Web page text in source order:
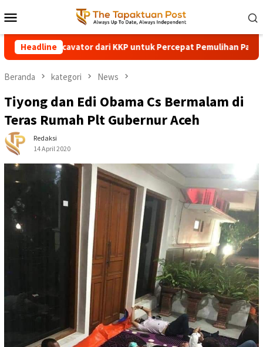
ke
kontenMobile
Headline
dari KKP untuk Percepat Pemulihan Pascabencana
Beranda kategori News
Tiyong dan Edi Obama Cs Bermalam di
Teras Rumah Plt Gubernur Aceh
Redaksi
14 April 2020